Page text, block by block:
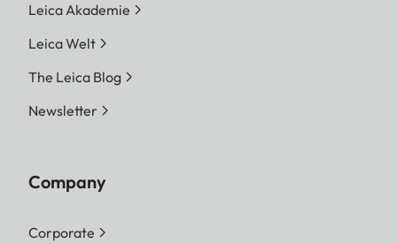
Leica Akademie
Leica Welt
The Leica Blog
Newsletter
Company
Corporate